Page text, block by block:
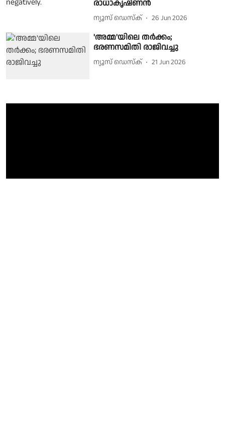
രാധാകൃഷ്ണൻ
ന്യൂസ് ഡെസ്ക് 26 Jun 2026
'അമ്മ'യിലെ തർക്കം;
ഭരണസമിതി രാജിവച്ചു
ന്യൂസ് ഡെസ്ക് 21 Jun 2026